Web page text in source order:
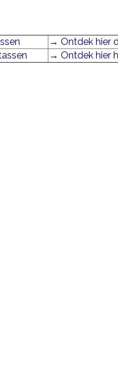
→ Ontdek hier
→ Ontdek hier